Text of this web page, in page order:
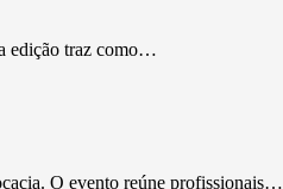
edição traz como…
O evento reúne profissionais…